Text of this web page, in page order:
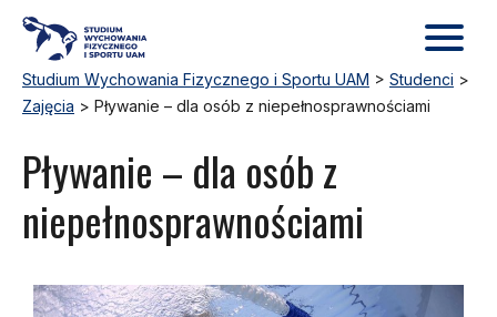
Studium Wychowania Fizycznego i Sportu UAM > Studenci >
Zajęcia > Pływanie – dla osób z niepełnosprawnościami
Pływanie – dla osób z
niepełnosprawnościami